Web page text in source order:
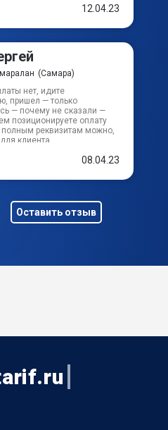
12.04.23
(Самара)
нет, идите
пришел — только
— почему не сказали —
позиционируете оплату
реквизитам можно,
клиента
08.04.23
Оставить отзыв